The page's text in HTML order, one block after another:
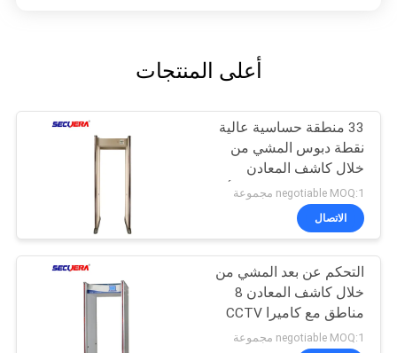
أعلى المنتجات
33 منطقة حساسية عالية
نقطة دبوس المشي من
خلال كاشف المعادن
PD6500i للتحقق من الأمن
negotiable MOQ:1 مجموعة
الاتصال
التحكم عن بعد المشي من
خلال كاشف المعادن 8
مناطق مع كاميرا CCTV
220V / AC
negotiable MOQ:1 مجموعة